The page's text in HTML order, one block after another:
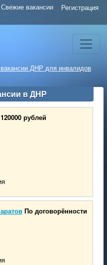
Свежие вакансии Регистрация
ДНР для инвалидов
в ДНР
рублей
По договорённости